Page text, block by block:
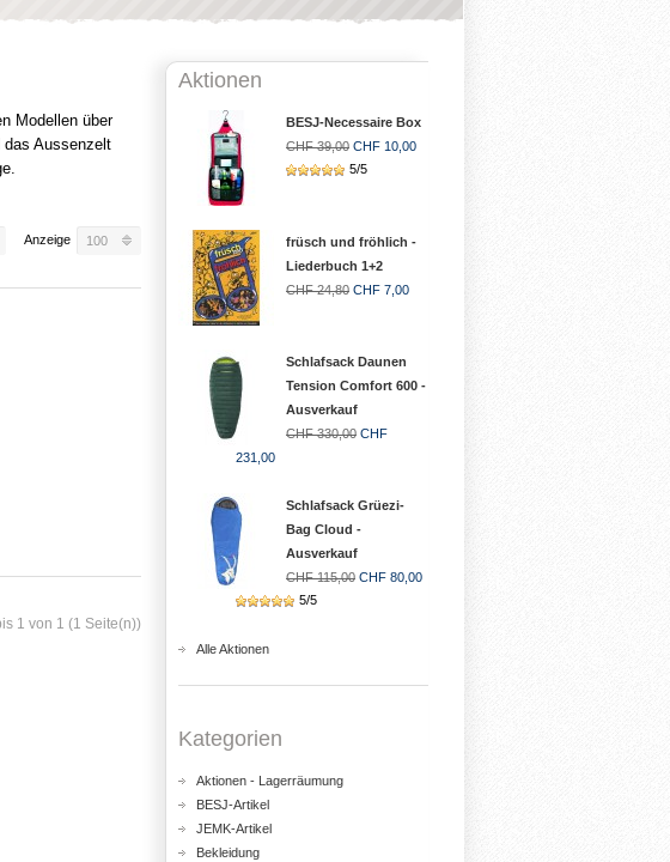
Modellen über
das Aussenzelt
Anzeige 100
1 von 1 (1 Seite(n))
Aktionen
BESJ-Necessaire Box
CHF 39,00 CHF 10,00
5/5
früsch und fröhlich -
Liederbuch 1+2
CHF 24,80 CHF 7,00
Schlafsack Daunen
Tension Comfort 600 -
Ausverkauf
CHF 330,00 CHF
231,00
Schlafsack Grüezi-
Bag Cloud -
Ausverkauf
CHF 115,00 CHF 80,00
5/5
Alle Aktionen
Kategorien
Aktionen - Lagerräumung
BESJ-Artikel
JEMK-Artikel
Bekleidung